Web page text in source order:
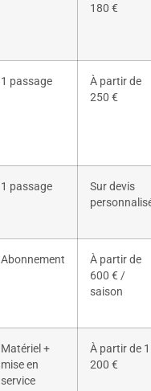
180 €
1 passage
À partir de
250 €
1 passage
Sur devis
Abonnement
À partir de
600 € /
saison
Matériel +
mise en
service
À partir de 1
200 €